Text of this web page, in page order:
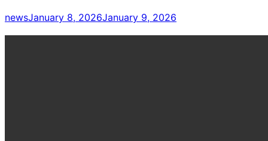
newsJanuary 8, 2026January 9, 2026